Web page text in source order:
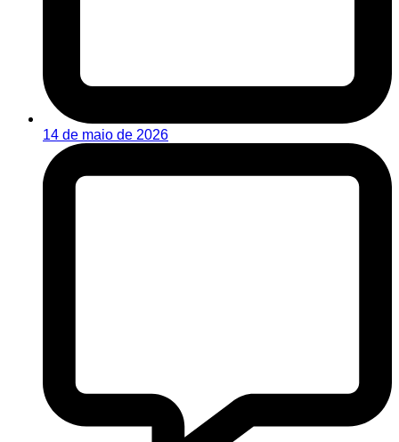
14 de maio de 2026